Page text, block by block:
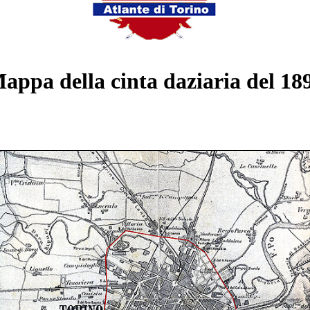
della cinta daziaria del